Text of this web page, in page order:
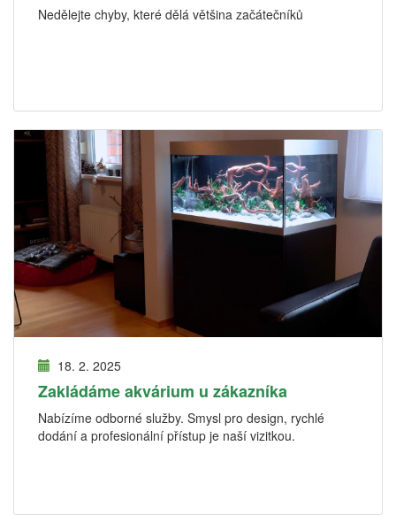
Nedělejte chyby, které dělá většina začátečníků
18. 2. 2025
Zakládáme akvárium u zákazníka
Nabízíme odborné služby. Smysl pro design, rychlé
dodání a profesionální přístup je naší vizitkou.